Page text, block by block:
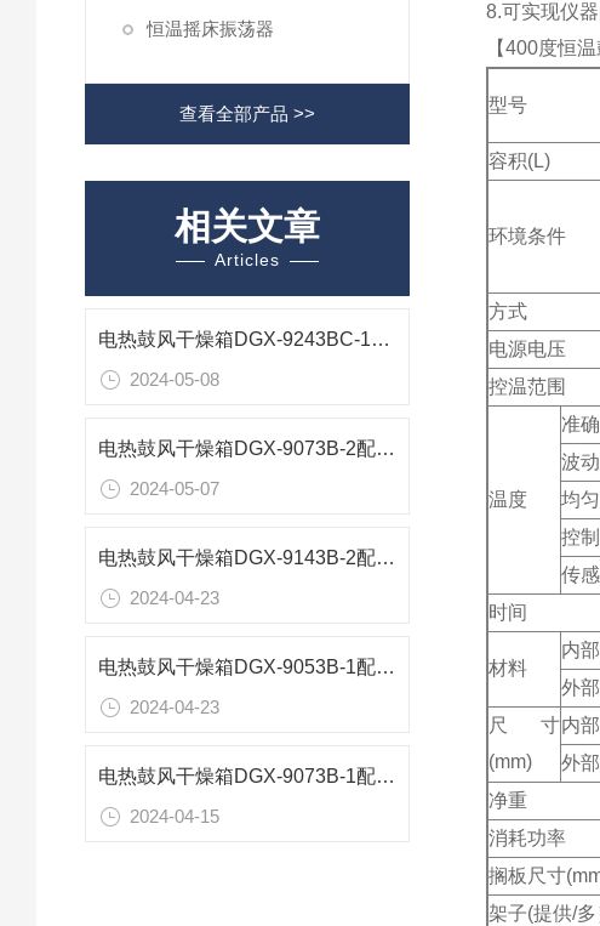
恒温摇床振荡器
查看全部产品 >>
相关文章
Articles
电热鼓风干燥箱DGX-9243BC-1配置参数
2024-05-08
电热鼓风干燥箱DGX-9073B-2配置技术参数
2024-05-07
电热鼓风干燥箱DGX-9143B-2配置技术参数
2024-04-23
电热鼓风干燥箱DGX-9053B-1配置清单
2024-04-23
电热鼓风干燥箱DGX-9073B-1配置参数
2024-04-15
8.可实现仪
【400度恒
型号
容积(L)
环境条件
方式
电源电压
控温范围
温度
准
波
均
控
传
时间
材料
内部
外部
尺寸
(mm)
内部
外部
净重
消耗功率
搁板尺寸(mm
架子(提供/多